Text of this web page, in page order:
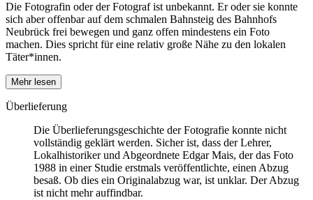
Die Fotografin oder der Fotograf ist unbekannt. Er oder sie konnte
sich aber offenbar auf dem schmalen Bahnsteig des Bahnhofs
Neubrück frei bewegen und ganz offen mindestens ein Foto
machen. Dies spricht für eine relativ große Nähe zu den lokalen
Täter*innen.
Mehr lesen
Überlieferung
Die Überlieferungsgeschichte der Fotografie konnte nicht
vollständig geklärt werden. Sicher ist, dass der Lehrer,
Lokalhistoriker und Abgeordnete Edgar Mais, der das Foto
1988 in einer Studie erstmals veröffentlichte, einen Abzug
besaß. Ob dies ein Originalabzug war, ist unklar. Der Abzug
ist nicht mehr auffindbar.